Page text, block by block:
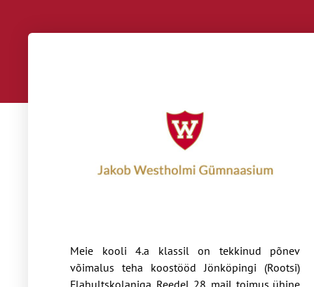
Meie kooli 4.a klassil on tekkinud põnev
võimalus teha koostööd Jönköpingi (Rootsi)